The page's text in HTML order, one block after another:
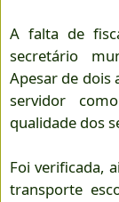
A falta de
secretário
Apesar de dois
servidor
qualidade dos
Foi verificada,
transporte